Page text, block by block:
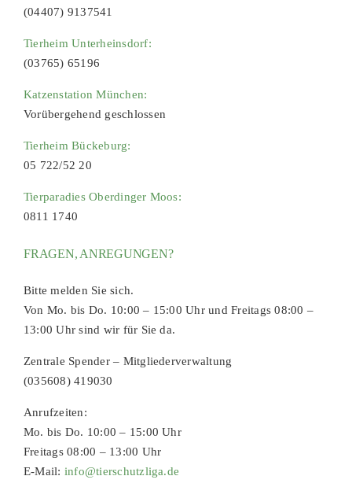
(04407) 9137541
Tierheim Unterheinsdorf:
(03765) 65196
Katzenstation München:
Vorübergehend geschlossen
Tierheim Bückeburg:
05 722/52 20
Tierparadies Oberdinger Moos:
0811 1740
FRAGEN, ANREGUNGEN?
Bitte melden Sie sich.
Von Mo. bis Do. 10:00 – 15:00 Uhr und Freitags 08:00 –
13:00 Uhr sind wir für Sie da.
Zentrale Spender – Mitgliederverwaltung
(035608) 419030
Anrufzeiten:
Mo. bis Do. 10:00 – 15:00 Uhr
Freitags 08:00 – 13:00 Uhr
E-Mail: info@tierschutzliga.de